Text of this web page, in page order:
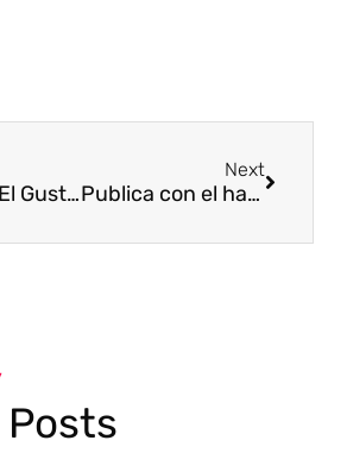
Menhir de El Gustal, 5.000 años después, sigue en Valderejo
Next
Publica con el hastag #VisitaValpuesta